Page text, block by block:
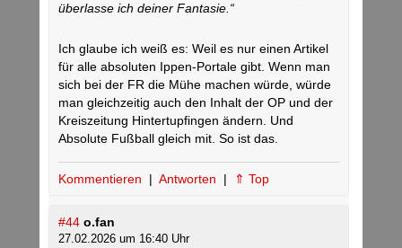
überlasse ich deiner Fantasie.“
Ich glaube ich weiß es: Weil es nur einen Artikel
für alle absoluten Ippen-Portale gibt. Wenn man
sich bei der FR die Mühe machen würde, würde
man gleichzeitig auch den Inhalt der OP und der
Kreiszeitung Hintertupfingen ändern. Und
Absolute Fußball gleich mit. So ist das.
Kommentieren | Antworten | ⇑ Top
#44 o.fan
27.02.2026 um 16:40 Uhr